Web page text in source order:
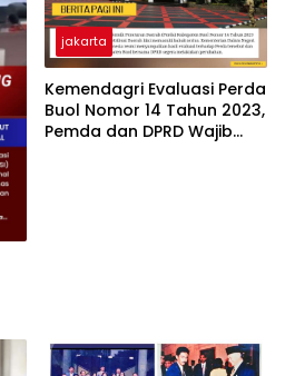
jakarta
Kemendagri Evaluasi Perda
Buol Nomor 14 Tahun 2023,
Pemda dan DPRD Wajib